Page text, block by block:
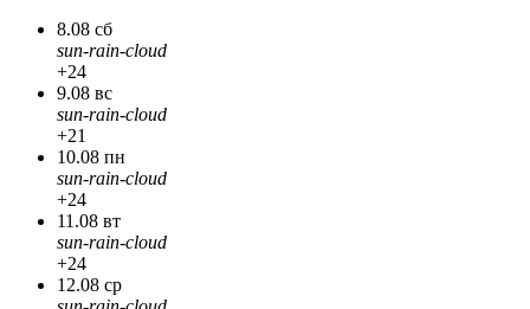
8.08 сб
sun-rain-cloud
+24
9.08 вс
sun-rain-cloud
+21
10.08 пн
sun-rain-cloud
+24
11.08 вт
sun-rain-cloud
+24
12.08 ср